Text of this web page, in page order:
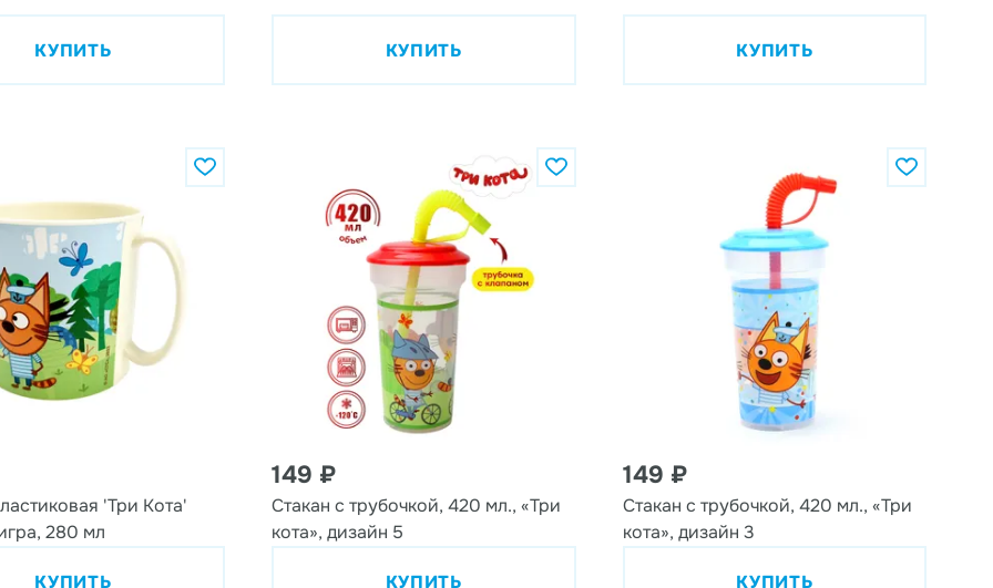
КУПИТЬ КУПИТЬ КУПИТЬ
'Три Кота'
280 мл
КУПИТЬ
149 ₽
Стакан с трубочкой, 420 мл., «Три
кота», дизайн 5
КУПИТЬ
149 ₽
Стакан с трубочкой, 420 мл., «Три
кота», дизайн 3
КУПИТЬ